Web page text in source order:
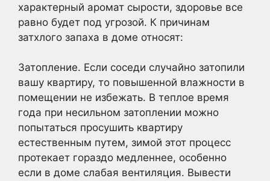
характерный аромат сырости, здоровье все
равно будет под угрозой. К причинам
затхлого запаха в доме относят:
Затопление. Если соседи случайно затопили
вашу квартиру, то повышенной влажности в
помещении не избежать. В теплое время
года при несильном затоплении можно
попытаться просушить квартиру
естественным путем, зимой этот процесс
протекает гораздо медленнее, особенно
если в доме слабая вентиляция. Вывести